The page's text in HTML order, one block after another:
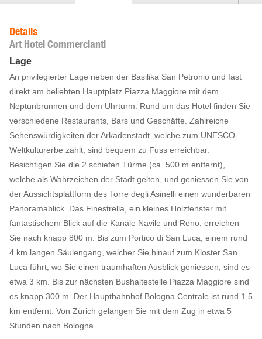
Details
Art Hotel Commercianti
Lage
An privilegierter Lage neben der Basilika San Petronio und fast
direkt am beliebten Hauptplatz Piazza Maggiore mit dem
Neptunbrunnen und dem Uhrturm. Rund um das Hotel finden Sie
verschiedene Restaurants, Bars und Geschäfte. Zahlreiche
Sehenswürdigkeiten der Arkadenstadt, welche zum UNESCO-
Weltkulturerbe zählt, sind bequem zu Fuss erreichbar.
Besichtigen Sie die 2 schiefen Türme (ca. 500 m entfernt),
welche als Wahrzeichen der Stadt gelten, und geniessen Sie von
der Aussichtsplattform des Torre degli Asinelli einen wunderbaren
Panoramablick. Das Finestrella, ein kleines Holzfenster mit
fantastischem Blick auf die Kanäle Navile und Reno, erreichen
Sie nach knapp 800 m. Bis zum Portico di San Luca, einem rund
4 km langen Säulengang, welcher Sie hinauf zum Kloster San
Luca führt, wo Sie einen traumhaften Ausblick geniessen, sind es
etwa 3 km. Bis zur nächsten Bushaltestelle Piazza Maggiore sind
es knapp 300 m. Der Hauptbahnhof Bologna Centrale ist rund 1,5
km entfernt. Von Zürich gelangen Sie mit dem Zug in etwa 5
Stunden nach Bologna.